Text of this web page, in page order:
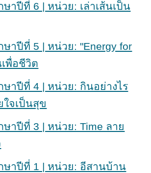
าปีที่ 6 | หน่วย: เล่าเส้นเป็น
าปีที่ 5 | หน่วย: "Energy for
พื่อชีวิต
าปีที่ 4 | หน่วย: กินอย่างไร
จเป็นสุข
าปีที่ 3 | หน่วย: Time ลาย
ษาปีที่ 1 | หน่วย: อีสานบ้าน